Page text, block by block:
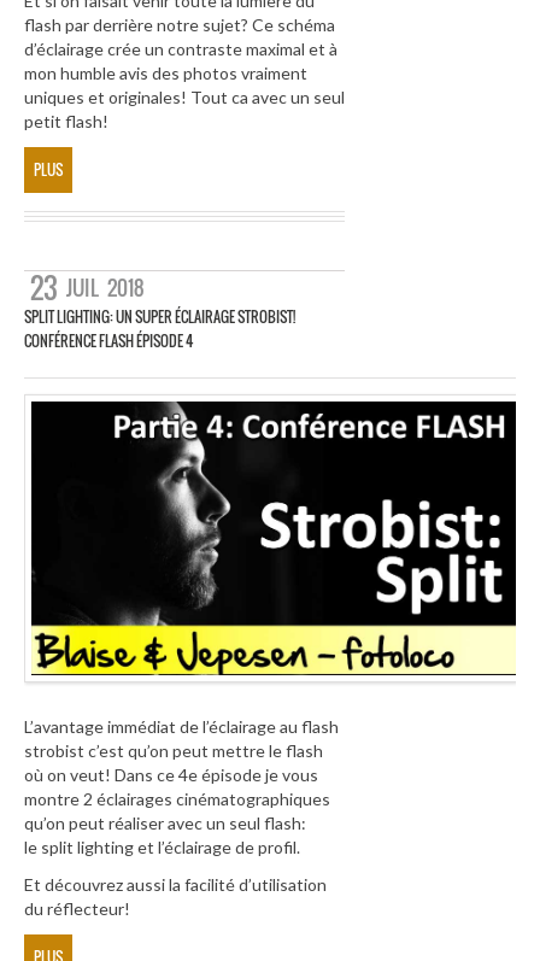
flash par derrière notre sujet? Ce schéma
d’éclairage crée un contraste maximal et à
mon humble avis des photos vraiment
uniques et originales! Tout ca avec un seul
petit flash!
PLUS
23 JUIL 2018
SPLIT LIGHTING: UN SUPER ÉCLAIRAGE STROBIST!
CONFÉRENCE FLASH ÉPISODE 4
L’avantage immédiat de l’éclairage au flash
strobist c’est qu’on peut mettre le flash
où on veut! Dans ce 4e épisode je vous
montre 2 éclairages cinématographiques
qu’on peut réaliser avec un seul flash:
le split lighting et l’éclairage de profil.
Et découvrez aussi la facilité d’utilisation
du réflecteur!
PLUS